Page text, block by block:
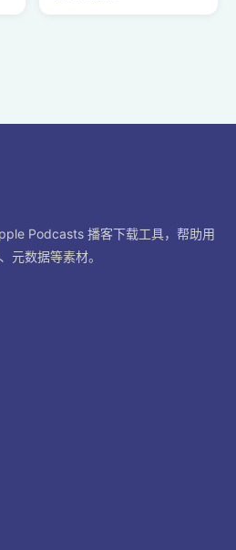
Podcasts 播客下载工具，帮助用
元数据等素材。